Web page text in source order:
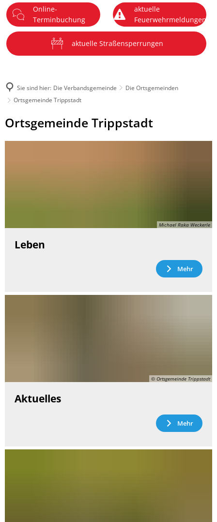
Menü
Online-
Terminbuchung
aktuelle
Feuerwehrmeldungen
aktuelle Straßensperrungen
Sie sind hier: Die Verbandsgemeinde
Die Ortsgemeinden
Ortsgemeinde Trippstadt
Ortsgemeinde
Trippstadt
Ortsgemeinde Trippstadt
Michael Raka Weckerle
Leben
Mehr
© Ortsgemeinde Trippstadt
Aktuelles
Mehr